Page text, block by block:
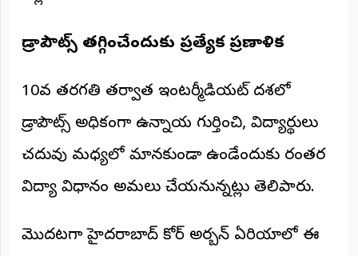
డ్రాపౌట్స్ తగ్గించేందుకు ప్రత్యేక ప్రణాళిక
10వ తరగతి తర్వాత ఇంటర్మీడియట్ దశలో
డ్రాపౌట్స్ అధికంగా ఉన్నాయని గుర్తించి, విద్యార్థులు
చదువు మధ్యలో మానకుండా ఉండేందుకు నిరంతర
విద్యా విధానం అమలు చేయనున్నట్లు తెలిపారు.
మొదటగా హైదరాబాద్ కోర్ అర్బన్ ఏరియాలో ఈ